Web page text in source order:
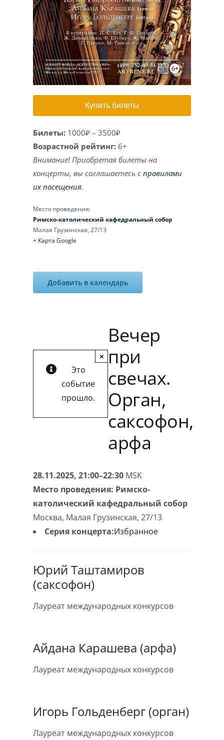
Игра на органе
Купить билеты
Билеты: 1000₽ – 3500₽
Возрастной рейтинг: 6+
Внимание! Приобретая билеты на
концерты, вы соглашаетесь справилами
их посещения.
Место проведения:
Римско-католический кафедральный собор
Малая Грузинская, 27/13
+ Карта Google
Добавить в календарь
Это
событие
прошло.
×
Вечер
при
свечах.
Орган,
саксофон,
арфа
28.11.2025, 21:00–22:30 MSK
Место проведения: Римско-
католический кафедральный собор
Москва, Малая Грузинская, 27/13
Серия концерта:Избранное
Юрий Таштамиров
(саксофон)
Лауреат международных конкурсов
Айдана Карашева (арфа)
Лауреат международных конкурсов
Игорь Гольденберг (орган)
Лауреат международных конкурсов